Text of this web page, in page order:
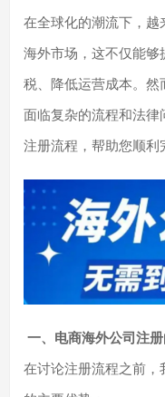
在全球化的潮流下，越
海外市场，这不仅能够
税、降低运营成本。然
面临复杂的流程和法律
注册流程，帮助您顺利
一、电商海外公司注
在讨论注册流程之前，